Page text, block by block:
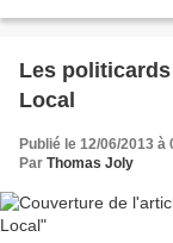
Les
Local
Publié le 12/06/2013 à
Par Thomas Joly